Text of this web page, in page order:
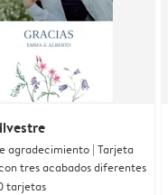
agradecimiento | Tarjeta
tres acabados diferentes
tarjetas